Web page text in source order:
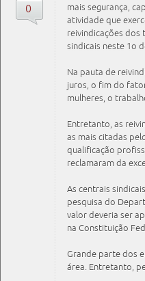
0
mais segurança,
atividade que
reivindicações dos
sindicais neste 1o
Na pauta de
juros, o fim do
mulheres, o
Entretanto, as
as mais citadas
qualificação
reclamaram da
As centrais
pesquisa do
valor deveria ser
na Constituição
Grande parte dos
área. Entretanto,